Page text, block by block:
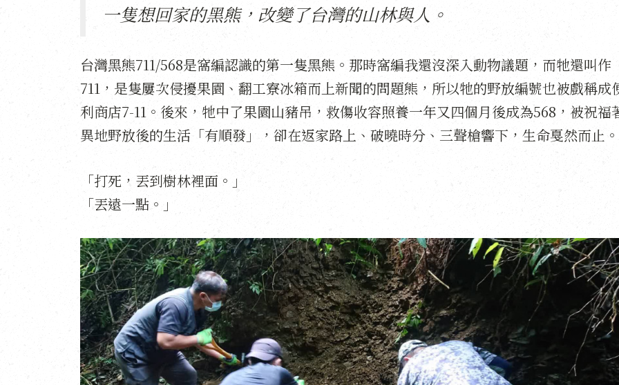
一隻想回家的黑熊，改變了台灣的山林與人。
台灣黑熊711/568是窩編認識的第一隻黑熊。那時窩編我還沒深入動物議題，而牠還叫作
711，是隻屢次侵擾果園、翻工寮冰箱而上新聞的問題熊，所以牠的野放編號也被戲稱成
利商店7-11。後來，牠中了果園山豬吊，救傷收容照養一年又四個月後成為568，被祝福
異地野放後的生活「有順發」，卻在返家路上、破曉時分、三聲槍響下，生命戛然而止。
「打死，丟到樹林裡面。」
「丟遠一點。」